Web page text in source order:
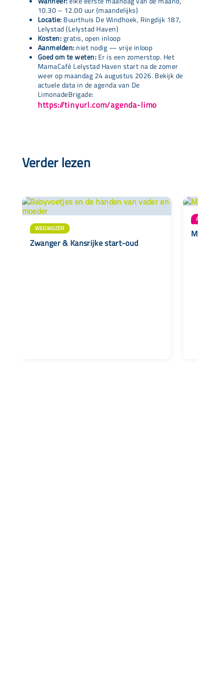
10.30 – 12.00 uur (maandelijks)
Locatie: Buurthuis De Windhoek, Ringdijk 187,
Lelystad (Lelystad Haven)
Kosten:gratis, open inloop
Aanmelden: niet nodig — vrije inloop
Goed om te weten: Er is een zomerstop. Het
MamaCafé Lelystad Haven start na de zomer
weer op maandag 24 augustus 2026. Bekijk de
actuele data in de agenda van De
LimonadeBrigade:
https://tinyurl.com/agenda-limo
Verder lezen
WEGWIJZER
Zwanger & Kansrijke start-oud
AANBOD